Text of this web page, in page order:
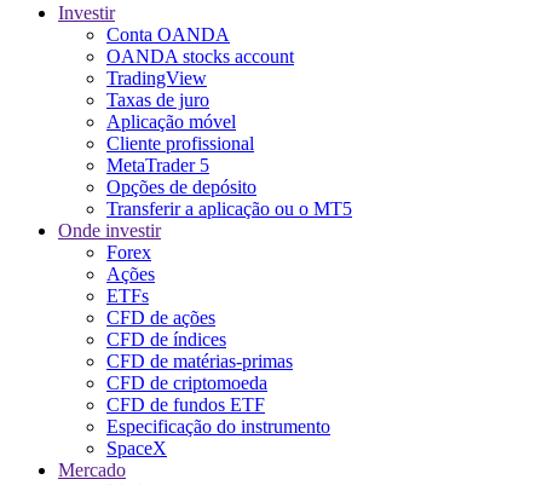
Investir
Conta OANDA
OANDA stocks account
TradingView
Taxas de juro
Aplicação móvel
Cliente profissional
MetaTrader 5
Opções de depósito
Transferir a aplicação ou o MT5
Onde investir
Forex
Ações
ETFs
CFD de ações
CFD de índices
CFD de matérias-primas
CFD de criptomoeda
CFD de fundos ETF
Especificação do instrumento
SpaceX
Mercado